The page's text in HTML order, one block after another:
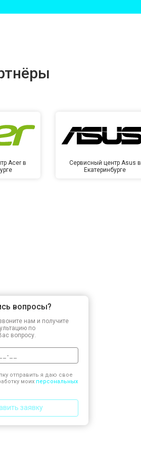
моста
Acer в
Сервисный центр Asus в
Екатеринбурге
вопросы?
нам и получите
по
вопросу.
отправить я даю свое
моих персональных
заявку